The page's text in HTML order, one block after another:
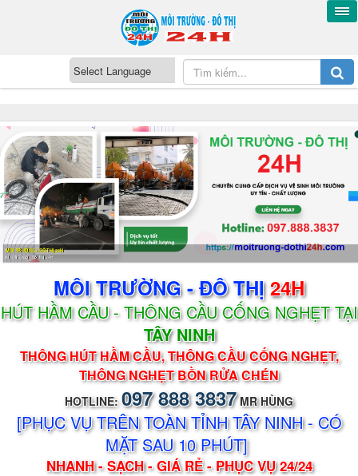
MÔI TRƯỜNG - ĐÔ THỊ 24H
Môi Trường - Đô Thị 24H
MÔI TRƯỜNG - ĐÔ THỊ24H
HÚT HẦM CẦU - THÔNG CẦU CỐNG NGHẸT TẠI
TÂY NINH
THÔNG HÚT HẦM CẦU, THÔNG CẦU CỐNG NGHẸT,
THÔNG NGHẸT BỒN RỬA CHÉN
HOTLINE:097 888 3837MR HÙNG
[PHỤC VỤ TRÊN TOÀN TỈNH TÂY NINH - CÓ
MẶT SAU 10 PHÚT]
NHANH - SẠCH - GIÁ RẺ - PHỤC VỤ 24/24